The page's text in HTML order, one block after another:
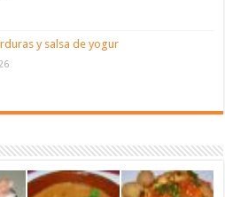
y salsa de yogur